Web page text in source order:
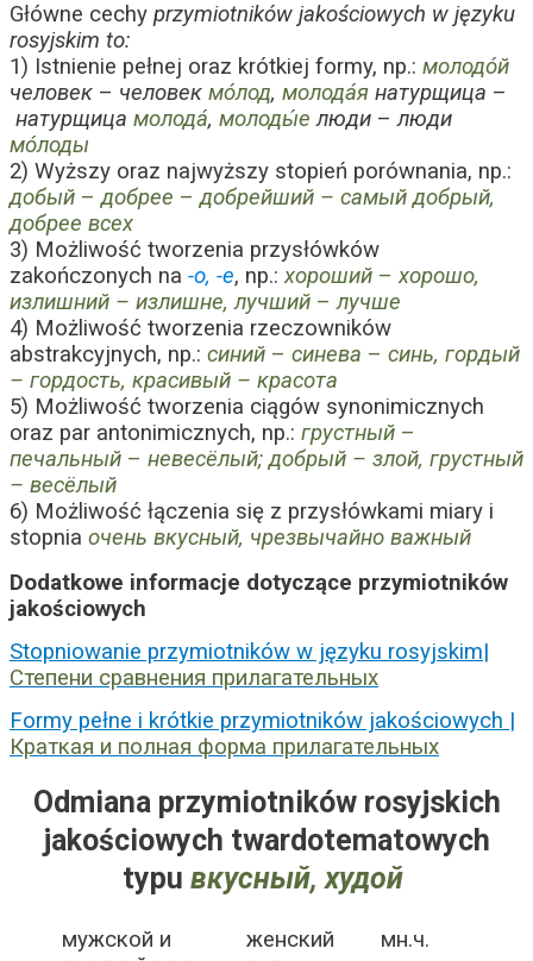
Główne cechy przymiotników jakościowych w języku
rosyjskim to:
1) Istnienie pełnej oraz krótkiej formy, np.: молодо́й
человек – человек мо́лод, молода́я натурщица –
натурщица молода́, молоды́е люди –люди
мо́лоды
2) Wyższy oraz najwyższy stopień porównania, np.:
добый –добрее –добрейший – самый добрый,
добрее всех
3) Możliwość tworzenia przysłówków
zakończonych na -о, -е, np.:хороший –хорошо,
излишний – излишне, лучший –лучше
4) Możliwość tworzenia rzeczowników
abstrakcyjnych, np.: синий – си­нева – синь, гордый
– гордость, красивый – красота
5) Możliwość tworzenia ciągów synonimicznych
oraz par antonimicznych, np.: грустный –
печальный – невесёлый; добрый – злой, грустный
– весёлый
6) Możliwość łączenia się z przysłówkami miary i
stopnia очень вкусный, чрезвычайно важный
Dodatkowe informacje dotyczące przymiotników
jakościowych
Stopniowanie przymiotników w języku rosyjskim|
Степени сравнения прилагательных
Formy pełne i krótkie przymiotników jakościowych |
Краткая и полная форма прилагательных
Odmiana przymiotników rosyjskich
jakościowych twardotematowych
typu вкусный, худой
мужской и
женский
мн.ч.